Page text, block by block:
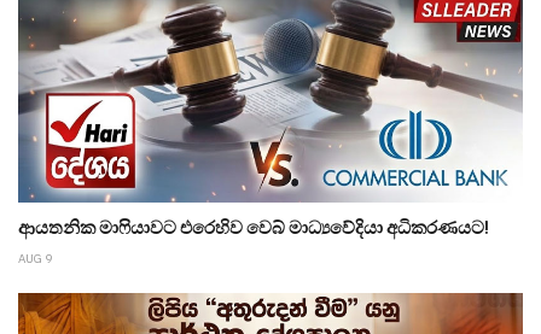
ආයතනික මාෆියාවට එරෙහිව වෙබ් මාධ්‍යවේදියා අධිකරණයට!
AUG 9